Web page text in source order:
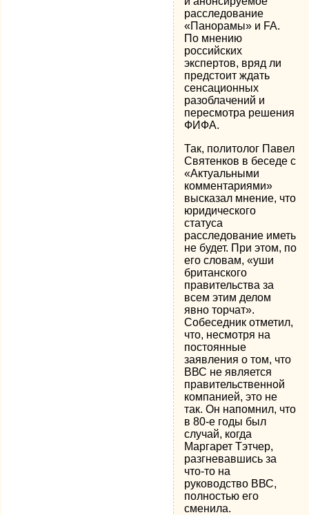
расследование
«Панорамы» и FA.
По мнению
российских
экспертов, вряд ли
предстоит ждать
сенсационных
разоблачений и
пересмотра решения
ФИФА.
Так, политолог Павел
Святенков в беседе с
«Актуальными
комментариями»
высказал мнение, что
юридического
статуса
расследование иметь
не будет. При этом, по
его словам, «уши
британского
правительства за
всем этим делом
явно торчат».
Собеседник отметил,
что, несмотря на
постоянные
заявления о том, что
ВВС не является
правительственной
компанией, это не
так. Он напомнил, что
в 80-е годы был
случай, когда
Маргарет Тэтчер,
разгневавшись за
что-то на
руководство ВВС,
полностью его
сменила.